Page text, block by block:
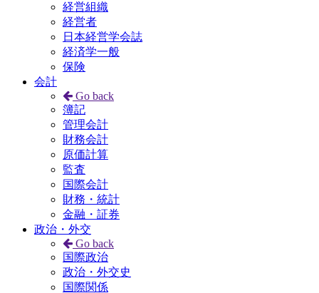
経営組織
経営者
日本経営学会誌
経済学一般
保険
会計
Go back
簿記
管理会計
財務会計
原価計算
監査
国際会計
財務・統計
金融・証券
政治・外交
Go back
国際政治
政治・外交史
国際関係